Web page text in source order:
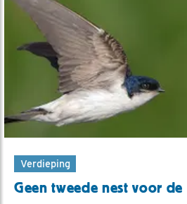
Verdieping
Geen tweede nest voor de